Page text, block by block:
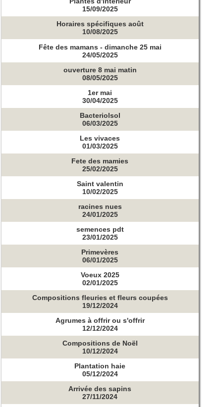
15/09/2025
Horaires spécifiques août
10/08/2025
Fête des mamans - dimanche 25 mai
24/05/2025
ouverture 8 mai matin
08/05/2025
1er mai
30/04/2025
Bacteriolsol
06/03/2025
Les vivaces
01/03/2025
Fete des mamies
25/02/2025
Saint valentin
10/02/2025
racines nues
24/01/2025
semences pdt
23/01/2025
Primevères
06/01/2025
Voeux 2025
02/01/2025
Compositions fleuries et fleurs coupées
19/12/2024
Agrumes à offrir ou s'offrir
12/12/2024
Compositions de Noël
10/12/2024
Plantation haie
05/12/2024
Arrivée des sapins
27/11/2024